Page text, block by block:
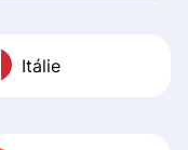
Itálie